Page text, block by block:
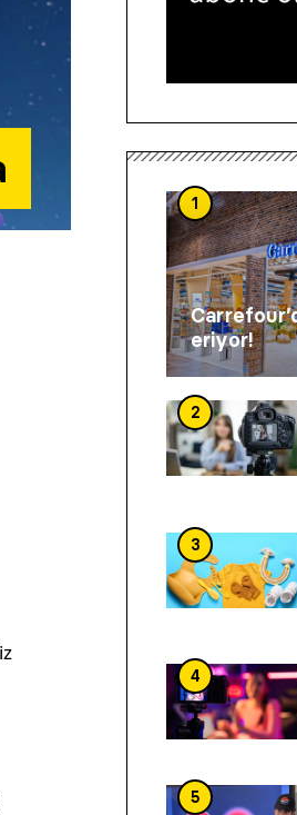
1
eriyor!
2
3
4
5